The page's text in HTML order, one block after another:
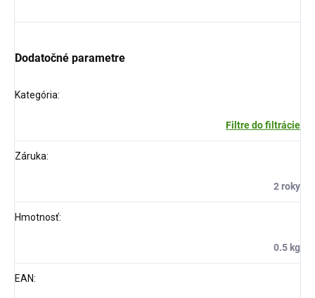
Dodatočné parametre
Kategória:
Filtre do filtrácie
Záruka:
2 roky
Hmotnosť:
0.5 kg
EAN: